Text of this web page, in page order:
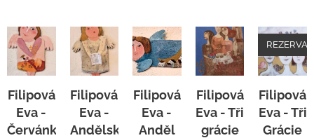
Filipová
Eva -
Červánkový
Filipová
Eva -
Andělské
Filipová
Eva -
Anděl
Filipová
Eva - Tři
grácie
Filipová
Eva - Tři
Grácie